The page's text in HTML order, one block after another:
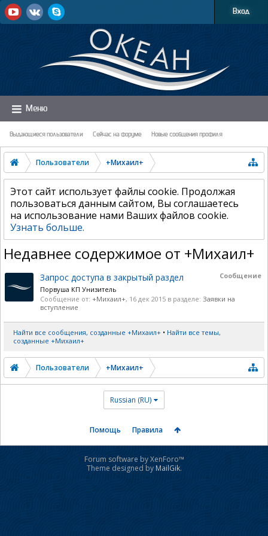
Вход
Меню
Выдающиеся пользователи Сейчас на форуме Новые сообщения профиля
Пользователи +Михаил+
Этот сайт использует файлы cookie. Продолжая
пользоваться данным сайтом, Вы соглашаетесь
на использование нами Ваших файлов cookie.
Узнать больше.
Недавнее содержимое от +Михаил+
Сообщение
Запрос доступа в закрытый раздел
Порвуша КП Унизитель
Сообщение от: +Михаил+, 16 дек 2015 в разделе: Заявки на
вступление
Найти все сообщения, созданные +Михаил+
Найти все темы,
созданные +Михаил+
Пользователи +Михаил+
Russian (RU)
Помощь Правила
Forum software by XenForo™
Theme designed by MailGik.